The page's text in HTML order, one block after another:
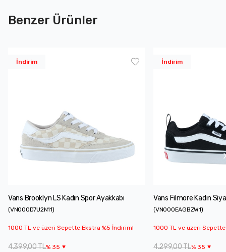
Benzer Ürünler
İndirim
Vans Brooklyn LS Kadın Spor Ayakkabı
(VN000D7U2N11)
1000 TL ve üzeri Sepette Ekstra %5 İndirim!
4.399,00 TL% 35
İndirim
Vans Filmore Kadın
(VN000EAGBZW1)
1000 TL ve üzeri
4.299,00 TL% 35